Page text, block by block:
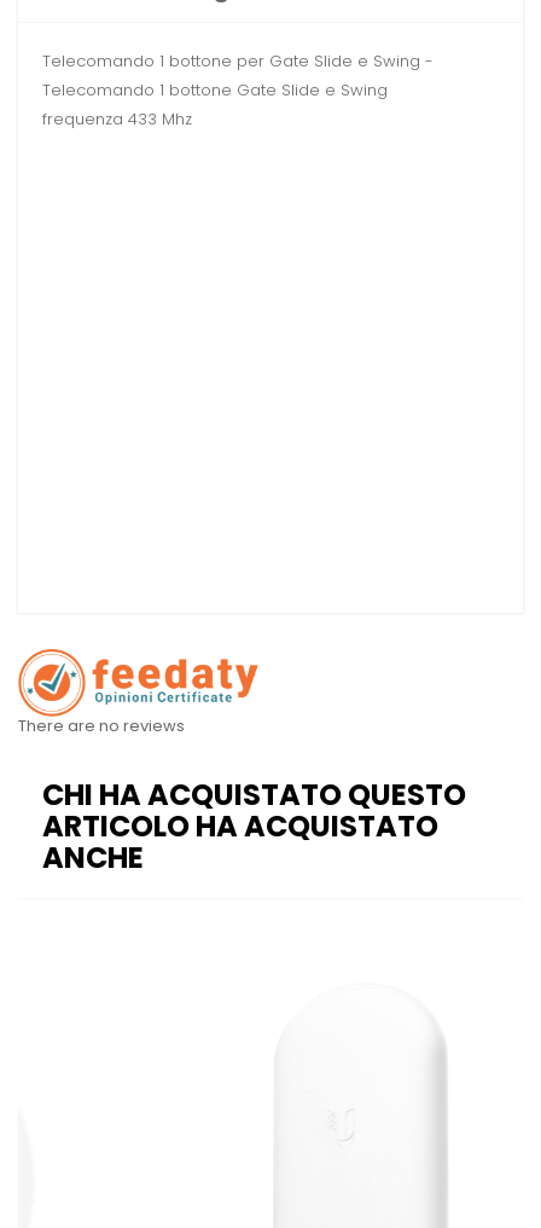
Telecomando 1 bottone per Gate Slide e Swing -
Telecomando 1 bottone Gate Slide e Swing
frequenza 433 Mhz
There are no reviews
CHI HA ACQUISTATO QUESTO
ARTICOLO HA ACQUISTATO
ANCHE